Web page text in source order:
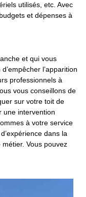
utilisés, etc. Avec
et dépenses à
et qui vous
l’apparition
professionnels à
vous conseillons de
sur votre toit de
une intervention
à votre service
dans la
Vous pouvez